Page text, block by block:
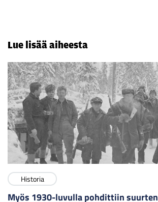
Lue lisää aiheesta
Historia
Myös 1930-luvulla pohdittiin suurten